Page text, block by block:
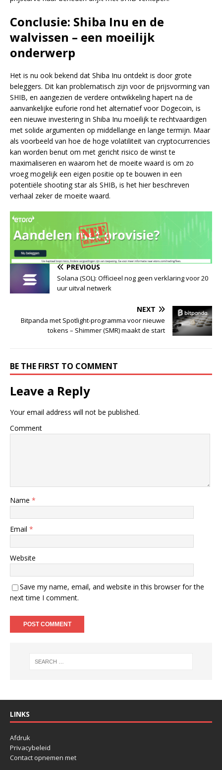
Conclusie: Shiba Inu en de
walvissen – een moeilijk
onderwerp
Het is nu ook bekend dat Shiba Inu ontdekt is door grote
beleggers. Dit kan problematisch zijn voor de prijsvorming van
SHIB, en aangezien de verdere ontwikkeling hapert na de
aanvankelijke euforie rond het alternatief voor Dogecoin, is
een nieuwe investering in Shiba Inu moeilijk te rechtvaardigen
met solide argumenten op middellange en lange termijn. Maar
als voorbeeld van hoe de hoge volatiliteit van cryptocurrencies
kan worden benut om met gericht risico de winst te
maximaliseren en waarom het de moeite waard is om zo
vroeg mogelijk een eigen positie op te bouwen in een
potentiële shooting star als SHIB, is het hier beschreven
verhaal zeker de moeite waard.
PREVIOUS
Solana (SOL): Officieel nog geen verklaring voor 20
uur uitval netwerk
NEXT
Bitpanda met Spotlight-programma voor nieuwe
tokens – Shimmer (SMR) maakt de start
BE THE FIRST TO COMMENT
Leave a Reply
Your email address will not be published.
Comment
Name *
Email *
Website
Save my name, email, and website in this browser for the
next time I comment.
LINKS
Afdruk
Privacybeleid
Contact opnemen met